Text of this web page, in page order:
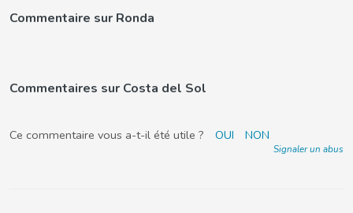
Commentaire sur Ronda
Commentaires sur Costa del Sol
Ce commentaire vous a-t-il été utile ? OUI NON
Signaler un abus